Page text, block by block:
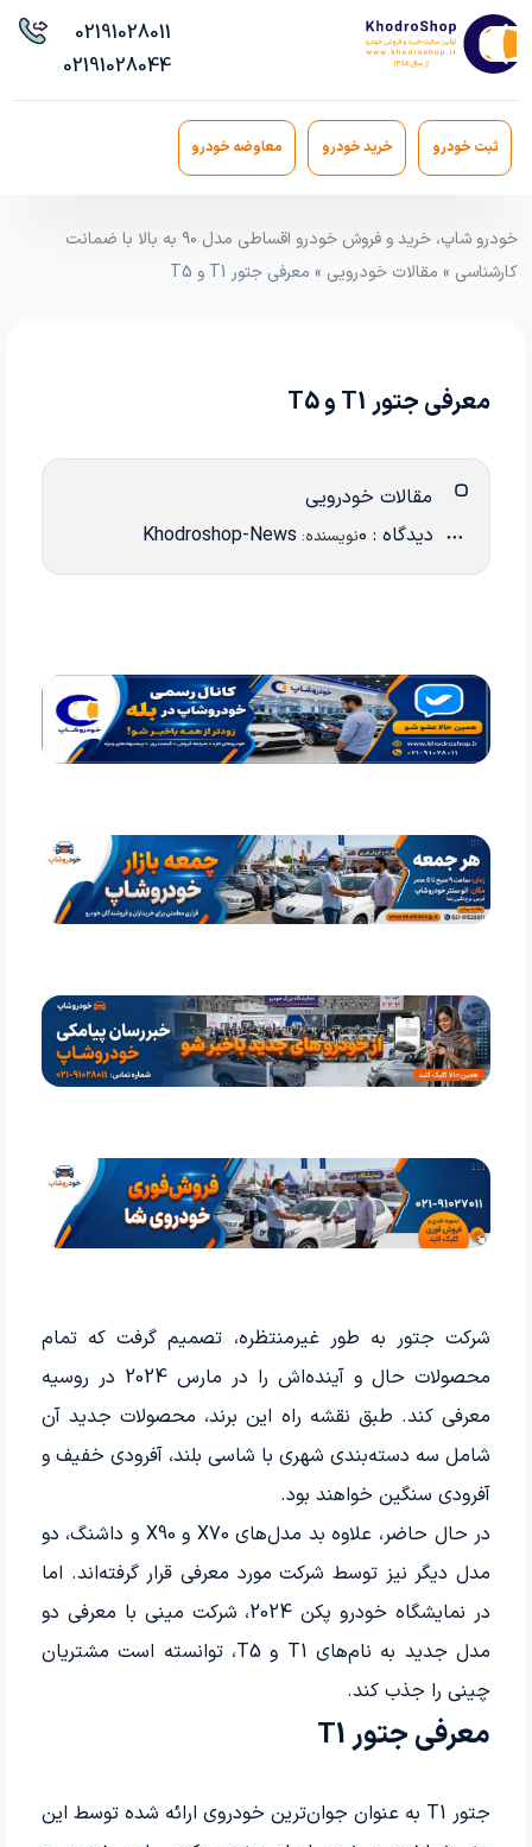
02191028011
02191028044
ثبت خودرو خرید خودرو معاوضه خودرو
خودرو شاپ، خرید و فروش خودرو اقساطی مدل ۹۰ به بالا با ضمانت
کارشناسی » مقالات خودرویی » معرفی جتور T1 و T5
معرفی جتور T1 و T5
مقالات خودرویی
دیدگاه : 0 نویسنده: Khodroshop-News
شرکت جتور به طور غیرمنتظره، تصمیم گرفت که تمام
محصولات حال و آینده‌اش را در مارس 2024 در روسیه
معرفی کند. طبق نقشه راه این برند، محصولات جدید آن
شامل سه دسته‌بندی شهری با شاسی بلند، آفرودی خفیف و
آفرودی سنگین خواهند بود.
در حال حاضر، علاوه بد مدل‌های X70 و X90 و داشنگ، دو
مدل دیگر نیز توسط شرکت مورد معرفی قرار گرفته‌اند. اما
در نمایشگاه خودرو پکن 2024، شرکت مینی با معرفی دو
مدل جدید به نام‌های T1 و T5، توانسته است مشتریان
چینی را جذب کند.
معرفی جتور T1
جتور T1 به عنوان جوان‌ترین خودروی ارائه شده توسط این